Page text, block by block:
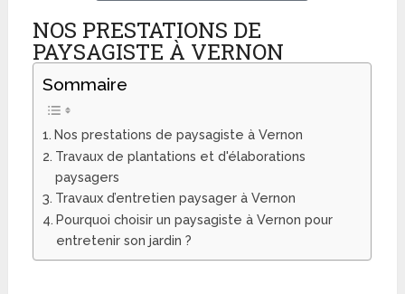
NOS PRESTATIONS DE
PAYSAGISTE À VERNON
Sommaire
Nos prestations de paysagiste à Vernon
Travaux de plantations et d'élaborations
paysagers
Travaux d’entretien paysager à Vernon
Pourquoi choisir un paysagiste à Vernon pour
entretenir son jardin ?